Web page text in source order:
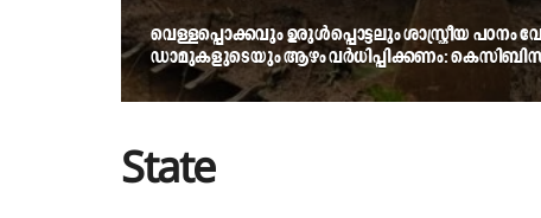
വെള്ളപ്പൊക്കവും ഉരുള്‍പ്പൊട്ടലും ശാസ്ത്രീയ
ഡാമുകളുടെയും ആഴം വര്‍ധിപ്പിക്കണം:
State